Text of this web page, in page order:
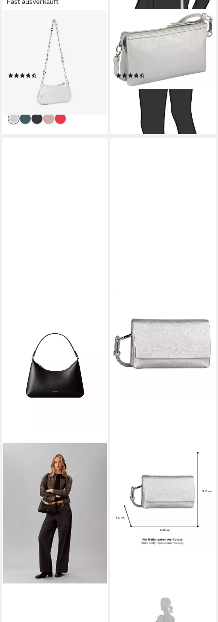
VALENTINO BAGS
Schultertasche ELLY, Damen
Abendtasche mit markanter
Logoverzierung an der
Umhängekette
(5)
UVP95,00 €
lieferbar - in 1-2 Werktagen bei dir
Abendtasche Emmy, aus
weichem Lederimitat als
praktisch lässige "Bag in Bag"
tragbar
49,99 €
lieferbar - in 1-2 Werktagen bei dir
Abendtasche Salara, Damen